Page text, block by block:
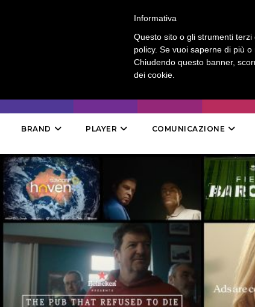
BRAND PLAYER COMUNICAZIONE
Informativa
Questo sito o gli strumenti
policy. Se vuoi saperne di più
Chiudendo questo banner,
dei cookie.